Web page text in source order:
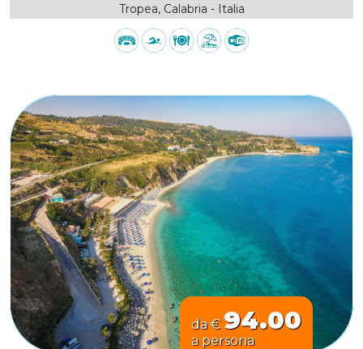
Tropea, Calabria - Italia
da € 94.00
a persona